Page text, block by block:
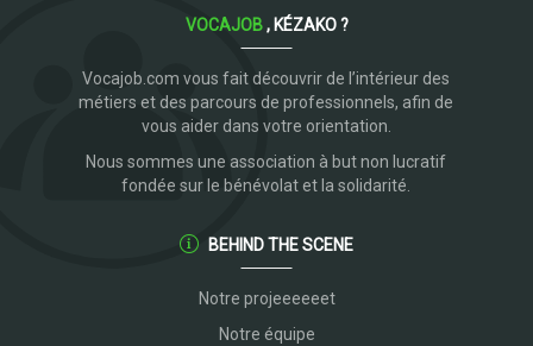
VOCAJOB, KÉZAKO ?
Vocajob.com vous fait découvrir de l’intérieur des
métiers et des parcours de professionnels, afin de
vous aider dans votre orientation.
Nous sommes une association à but non lucratif
fondée sur le bénévolat et la solidarité.
BEHIND THE SCENE
Notre projeeeeeet
Notre équipe